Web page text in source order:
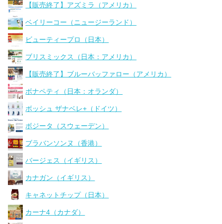
【販売終了】アズミラ（アメリカ）
ベイリーコー（ニュージーランド）
ビューティープロ（日本）
ブリスミックス（日本：アメリカ）
【販売終了】ブルーバッファロー（アメリカ）
ボナペティ（日本：オランダ）
ボッシュ ザナベレ+（ドイツ）
ボジータ（スウェーデン）
ブラバンソンヌ（香港）
バージェス（イギリス）
カナガン（イギリス）
キャネットチップ（日本）
カーナ4（カナダ）